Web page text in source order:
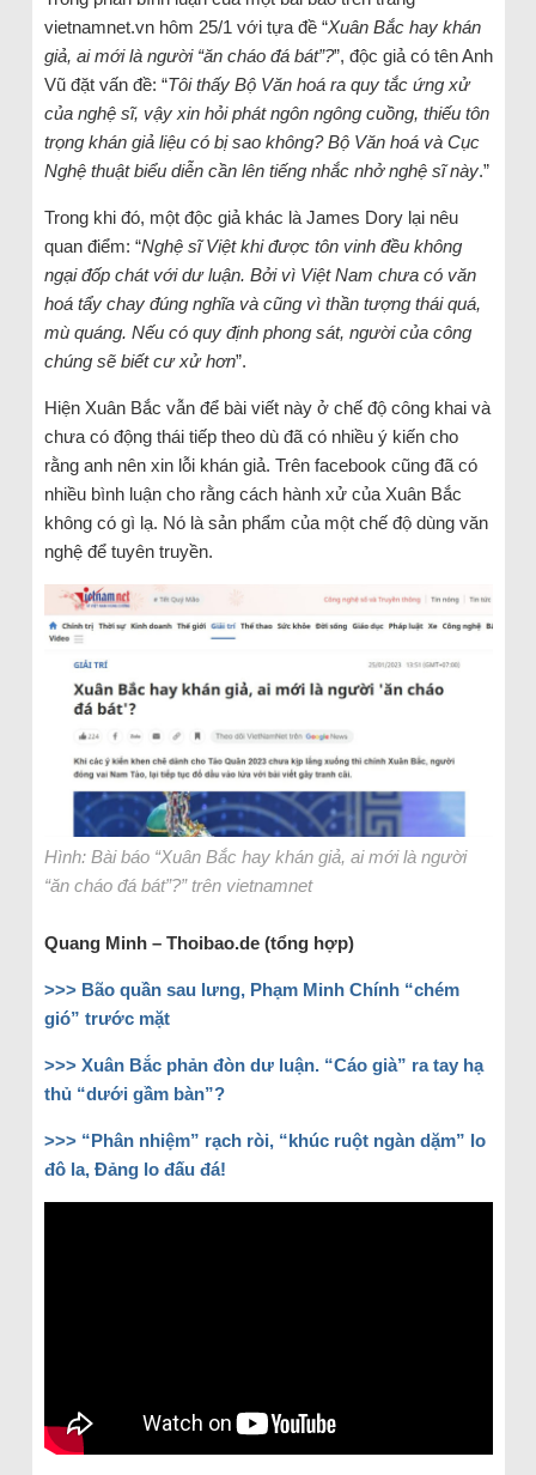
vietnamnet.vn hôm 25/1 với tựa đề “Xuân Bắc hay khán
giả, ai mới là người “ăn cháo đá bát”?”, độc giả có tên Anh
Vũ đặt vấn đề: “Tôi thấy Bộ Văn hoá ra quy tắc ứng xử
của nghệ sĩ, vậy xin hỏi phát ngôn ngông cuồng, thiếu tôn
trọng khán giả liệu có bị sao không? Bộ Văn hoá và Cục
Nghệ thuật biểu diễn cần lên tiếng nhắc nhở nghệ sĩ này.”
Trong khi đó, một độc giả khác là James Dory lại nêu
quan điểm: “Nghệ sĩ Việt khi được tôn vinh đều không
ngại đốp chát với dư luận. Bởi vì Việt Nam chưa có văn
hoá tẩy chay đúng nghĩa và cũng vì thần tượng thái quá,
mù quáng. Nếu có quy định phong sát, người của công
chúng sẽ biết cư xử hơn”.
Hiện Xuân Bắc vẫn để bài viết này ở chế độ công khai và
chưa có động thái tiếp theo dù đã có nhiều ý kiến cho
rằng anh nên xin lỗi khán giả. Trên facebook cũng đã có
nhiều bình luận cho rằng cách hành xử của Xuân Bắc
không có gì lạ. Nó là sản phẩm của một chế độ dùng văn
nghệ để tuyên truyền.
Hình: Bài báo “Xuân Bắc hay khán giả, ai mới là người
“ăn cháo đá bát”?” trên vietnamnet
Quang Minh – Thoibao.de (tổng hợp)
>>> Bão quần sau lưng, Phạm Minh Chính “chém
gió” trước mặt
>>> Xuân Bắc phản đòn dư luận. “Cáo già” ra tay hạ
thủ “dưới gầm bàn”?
>>> “Phân nhiệm” rạch ròi, “khúc ruột ngàn dặm” lo
đô la, Đảng lo đấu đá!